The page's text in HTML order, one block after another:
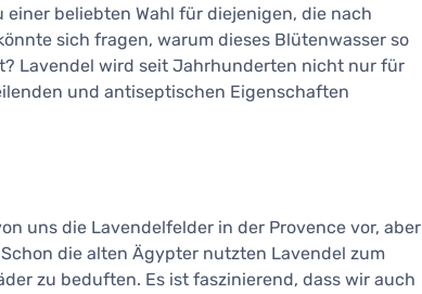
beliebten Wahl für diejenigen, die nach
sich fragen, warum dieses Blütenwasser so
Lavendel wird seit Jahrhunderten nicht nur für
und antiseptischen Eigenschaften
uns die Lavendelfelder in der Provence vor, aber
die alten Ägypter nutzten Lavendel zum
zu beduften. Es ist faszinierend, dass wir auch